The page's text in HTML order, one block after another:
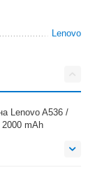
Lenovo
Lenovo A536 /
mAh